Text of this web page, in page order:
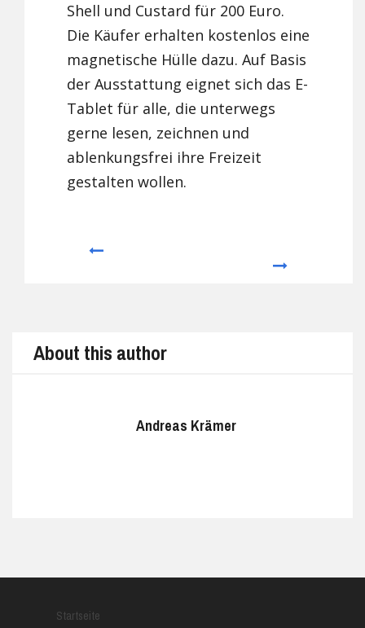
Shell und Custard für 200 Euro.
Die Käufer erhalten kostenlos eine
magnetische Hülle dazu. Auf Basis
der Ausstattung eignet sich das E-
Tablet für alle, die unterwegs
gerne lesen, zeichnen und
ablenkungsfrei ihre Freizeit
gestalten wollen.
About this author
Andreas Krämer
Startseite